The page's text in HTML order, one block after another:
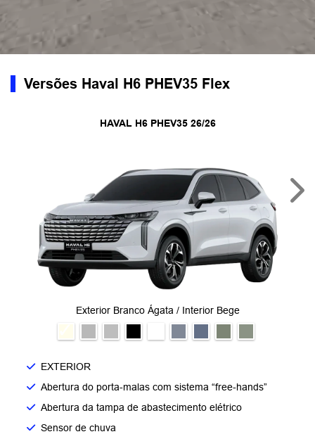
Versões Haval H6 PHEV35 Flex
HAVAL H6 PHEV35 26/26
Exterior Branco Ágata / Interior Bege
EXTERIOR
Abertura do porta-malas com sistema “free-hands”
Abertura da tampa de abastecimento elétrico
Sensor de chuva